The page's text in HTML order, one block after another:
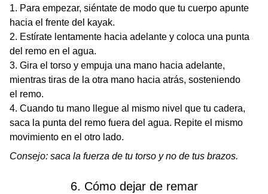
Para empezar, siéntate de modo que tu cuerpo apunte
hacia el frente del kayak.
Estírate lentamente hacia adelante y coloca una punta
del remo en el agua.
Gira el torso y empuja una mano hacia adelante,
mientras tiras de la otra mano hacia atrás, sosteniendo
el remo.
Cuando tu mano llegue al mismo nivel que tu cadera,
saca la punta del remo fuera del agua. Repite el mismo
movimiento en el otro lado.
Consejo: saca la fuerza de tu torso y no de tus brazos.
6. Cómo dejar de remar